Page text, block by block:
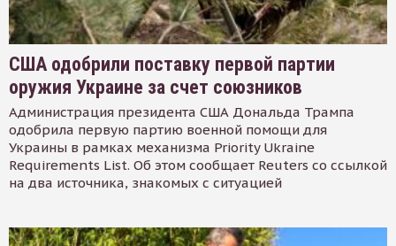
США одобрили поставку первой партии
оружия Украине за счет союзников
Администрация президента США Дональда Трампа
одобрила первую партию военной помощи для
Украины в рамках механизма Priority Ukraine
Requirements List. Об этом сообщает Reuters со ссылкой
на два источника, знакомых с ситуацией